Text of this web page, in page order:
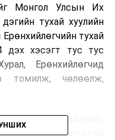
Монгол Улсын Их
тухай хуулийн
тухай
дэх хэсэгт тус тус
Ерөнхийлөгчид
томилж, чөлөөлж,
эцсийн шийдвэрийг
мэдээлэлтэй